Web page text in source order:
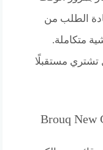
الطلب من
متكاملة.
مستقبلًا